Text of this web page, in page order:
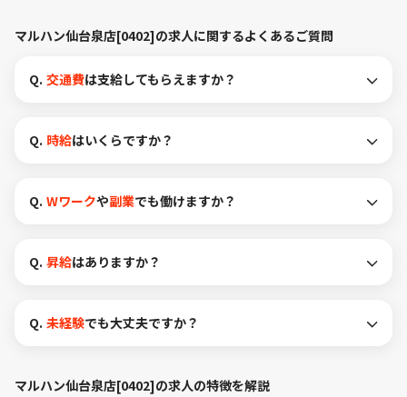
マルハン仙台泉店[0402]の求人に関するよくあるご質問
Q. 交通費は支給してもらえますか？
Q. 時給はいくらですか？
Q. Wワークや副業でも働けますか？
Q. 昇給はありますか？
Q. 未経験でも大丈夫ですか？
マルハン仙台泉店[0402]の求人の特徴を解説